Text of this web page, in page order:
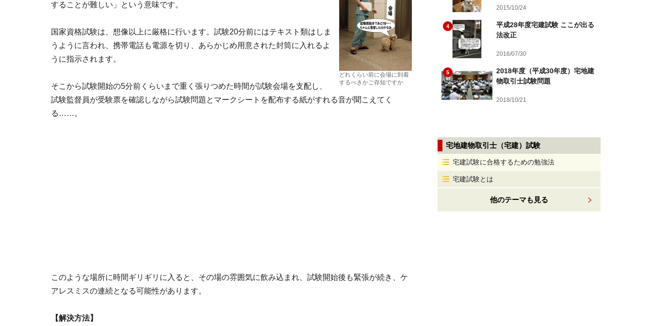
どれくらい前に会場に到着
するべきかご存知ですか
することが難しい」という意味です。
国家資格試験は、想像以上に厳格に行います。試験20分前にはテキスト類はしま
うように言われ、携帯電話も電源を切り、あらかじめ用意された封筒に入れるよ
うに指示されます。
そこから試験開始の5分前くらいまで重く張りつめた時間が試験会場を支配し、
試験監督員が受験票を確認しながら試験問題とマークシートを配布する紙がすれる音が聞こえてく
る……。
このような場所に時間ギリギリに入ると、その場の雰囲気に飲み込まれ、試験開始後も緊張が続き、ケ
アレスミスの連続となる可能性があります。
【解決方法】
2015/10/24
4
平成28年度宅建試験 ここが出る
法改正
2016/07/30
5
2018年度（平成30年度）宅地建
物取引士試験問題
2018/10/21
宅地建物取引士（宅建）試験
宅建試験に合格するための勉強法
宅建試験とは
他のテーマも見る